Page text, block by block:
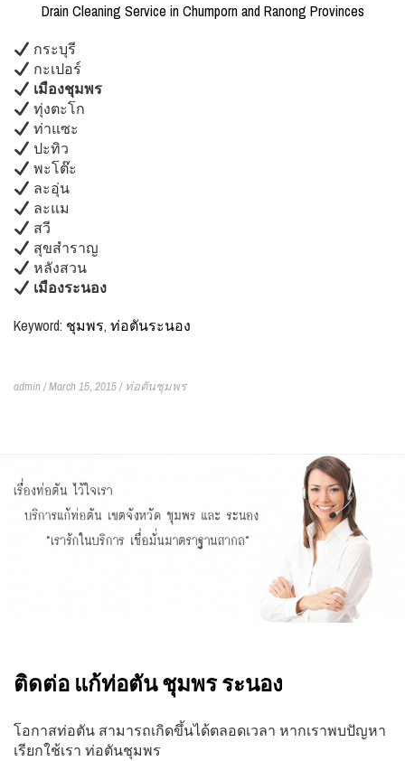
Drain Cleaning Service in Chumporn and Ranong Provinces
กระบุรี
กะเปอร์
เมืองชุมพร
ทุ่งตะโก
ท่าแซะ
ปะทิว
พะโต๊ะ
ละอุ่น
ละแม
สวี
สุขสำราญ
หลังสวน
เมืองระนอง
Keyword: ชุมพร, ท่อตันระนอง
admin / March 15, 2015 / ท่อตันชุมพร
ติดต่อ แก้ท่อตัน ชุมพร ระนอง
โอกาสท่อตัน สามารถเกิดขึ้นได้ตลอดเวลา หากเราพบปัญหา
เรียกใช้เรา ท่อตันชุมพร